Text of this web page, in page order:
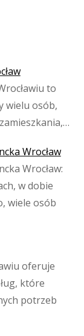
to
wielu osób,
Wrocław
Wrocław:
w dobie
wiele osób
oferuje
które
potrzeb